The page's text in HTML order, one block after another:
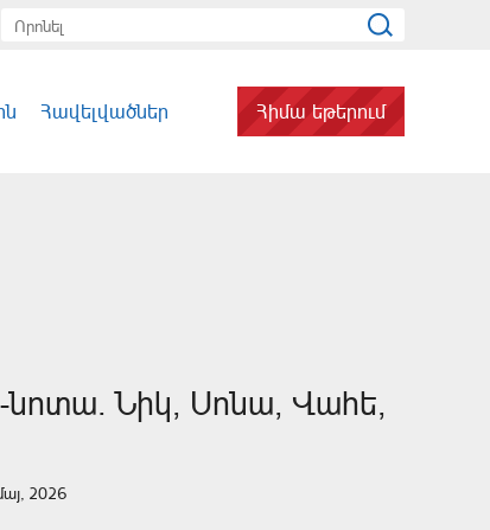
Հավելվածներ Հիմա եթերում
Նիկ, Սոնա, Վահե,
2026